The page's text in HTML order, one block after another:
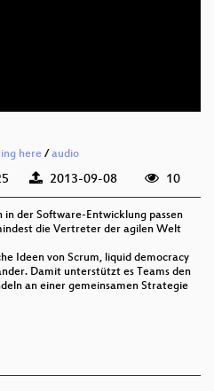
here /audio
2013-09-08 10
in der Software-Entwicklung passen
die Vertreter der agilen Welt
Ideen von Scrum, liquid democracy
Damit unterstützt es Teams den
an einer gemeinsamen Strategie